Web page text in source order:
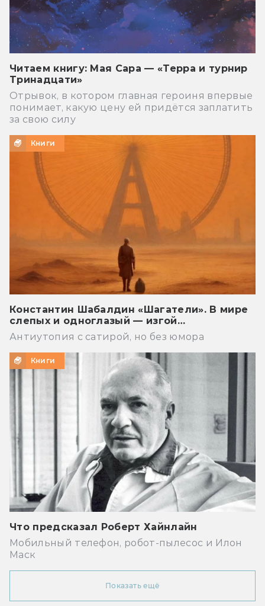
Читаем книгу: Мая Сара — «Терра и турнир
Тринадцати»
Отрывок, в котором главная героиня впервые
понимает, какую цену ей придётся заплатить
за свою силу
Книги
Константин Шабалдин «Шагатели». В мире
слепых и одноглазый — изгой…
Антиутопия с сатирой, но без юмора
Книги
Что предсказал Роберт Хайнлайн
Мобильный телефон, робот-пылесос и Илон
Маск
Показать ещё